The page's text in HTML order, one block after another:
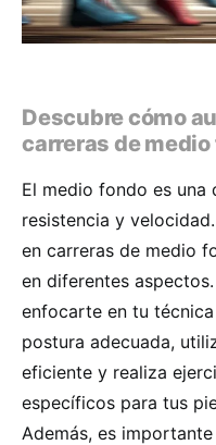
Descubre cómo
carreras de
El medio fondo es una
resistencia y
en carreras de medio
en diferentes
enfocarte en tu
postura adecuada,
eficiente y realiza
específicos para tus
Además, es